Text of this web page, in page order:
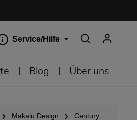
Service/Hilfe
Blog Über uns
Makalu Design Century